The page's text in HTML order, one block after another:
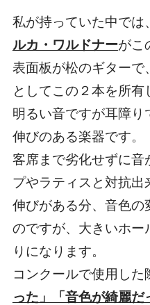
私が持っていた中では
ルカ・ワルドナーがこ
表面板が松のギターで
としてこの２本を所有
明るい音ですが耳障り
伸びのある楽器です。
客席まで劣化せずに音
プやラティスと対抗出
伸びがある分、音色の
のですが、大きいホー
りになります。
コンクールで使用した
った」「音色が綺麗だ